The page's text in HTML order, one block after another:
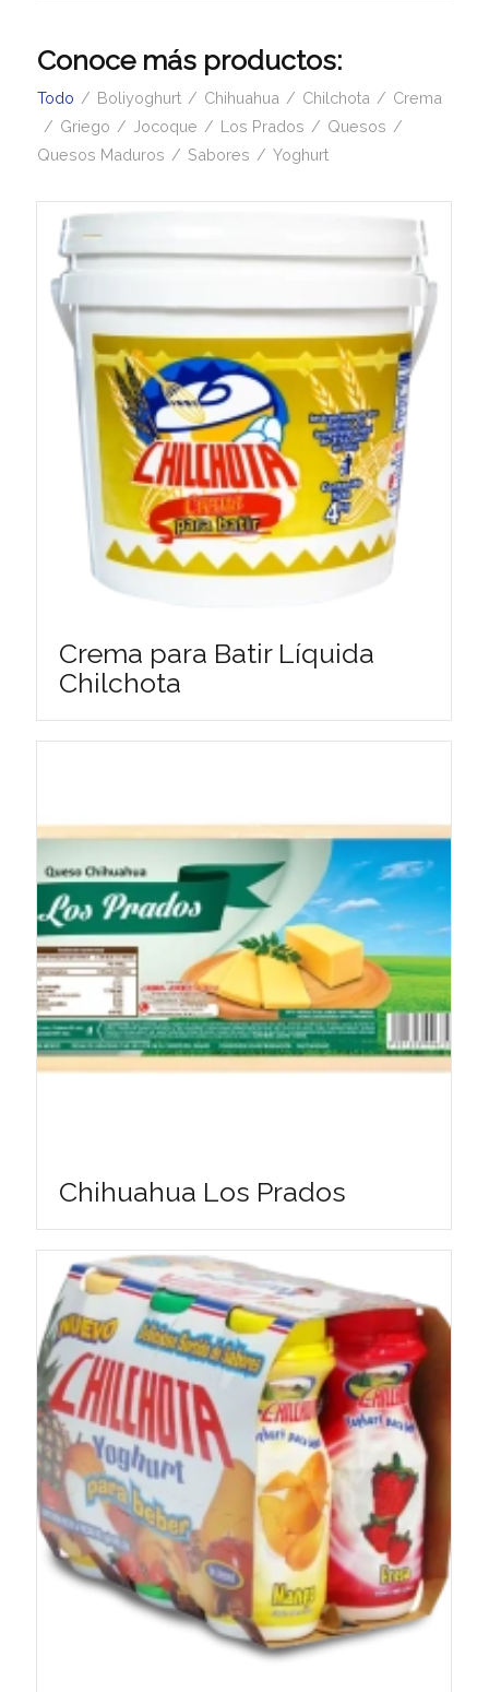
Conoce más productos:
Todo / Boliyoghurt / Chihuahua / Chilchota / Crema
/ Griego / Jocoque / Los Prados / Quesos /
Quesos Maduros / Sabores / Yoghurt
Crema para Batir Líquida
Chilchota
Chihuahua Los Prados